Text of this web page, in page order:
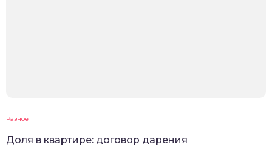
Разное
Доля в квартире: договор дарения